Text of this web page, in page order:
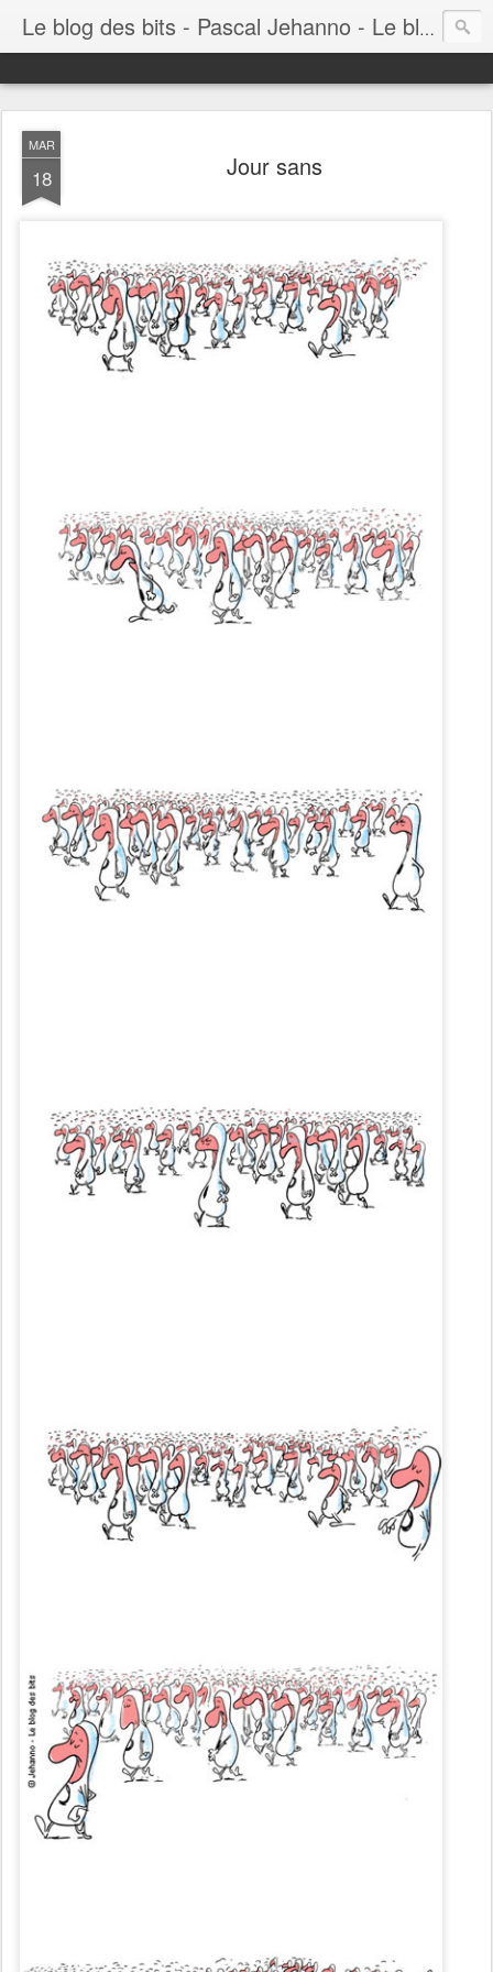
Le blog des bits - Pascal Jehanno - Le blog BD informatique
MAR
18 Jour sans